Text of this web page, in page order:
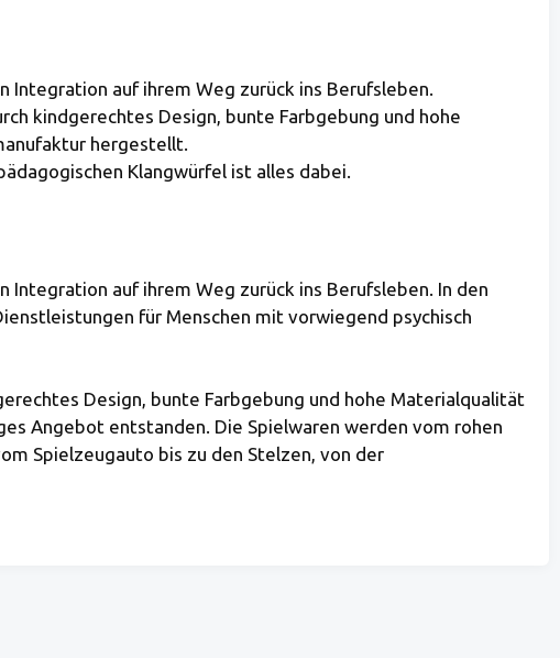
Integration auf ihrem Weg zurück ins Berufsleben.
kindgerechtes Design, bunte Farbgebung und hohe
hergestellt.
Klangwürfel ist alles dabei.
auf ihrem Weg zurück ins Berufsleben. In den
für Menschen mit vorwiegend psychisch
Design, bunte Farbgebung und hohe Materialqualität
Angebot entstanden. Die Spielwaren werden vom rohen
Spielzeugauto bis zu den Stelzen, von der